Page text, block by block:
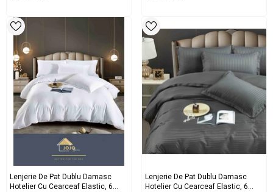
Lenjerie De Pat Dublu Damasc
Hotelier Cu Cearceaf Elastic, 6
Lenjerie De Pat Dublu Damasc
Hotelier Cu Cearceaf Elastic, 6